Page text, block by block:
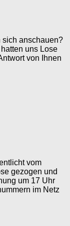
sich anschauen?
uns Lose
von Ihnen
vom
gezogen und
um 17 Uhr
im Netz